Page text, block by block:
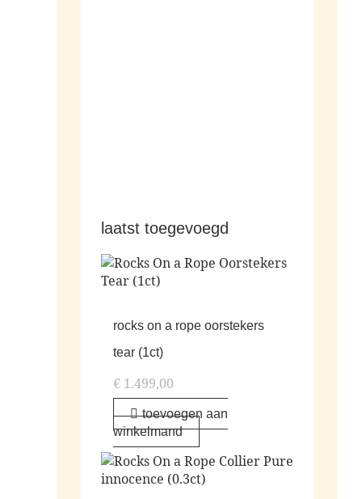
laatst toegevoegd
rocks on a rope oorstekers
tear (1ct)
€ 1.499,00
toevoegen aan
winkelmand